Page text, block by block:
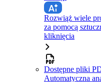
Rozwiąż wiele
za pomocą
kliknięcia
Dostępne pliki
Automatyczna